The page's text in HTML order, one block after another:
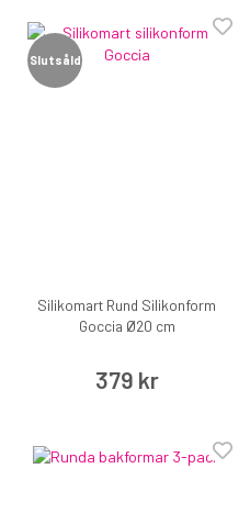
Slutsåld
Silikomart Rund Silikonform
Goccia Ø20 cm
379 kr